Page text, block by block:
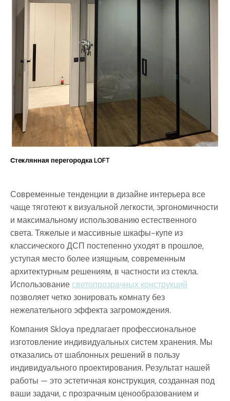
Стеклянная перегородка LOFT
Современные тенденции в дизайне интерьера все
чаще тяготеют к визуальной легкости, эргономичности
и максимальному использованию естественного
света. Тяжелые и массивные шкафы-купе из
классического ДСП постепенно уходят в прошлое,
уступая место более изящным, современным
архитектурным решениям, в частности из стекла.
Использование светопрозрачных конструкций
позволяет четко зонировать комнату без
нежелательного эффекта загромождения.
Компания Skloya предлагает профессиональное
изготовление индивидуальных систем хранения. Мы
отказались от шаблонных решений в пользу
индивидуального проектирования. Результат нашей
работы — это эстетичная конструкция, созданная под
ваши задачи, с прозрачным ценообразованием и